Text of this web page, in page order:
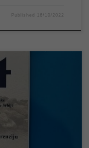
Published 16/10/2022
43. Међународна
2022“. Град
и канализација“
суорганизатори
Србије под